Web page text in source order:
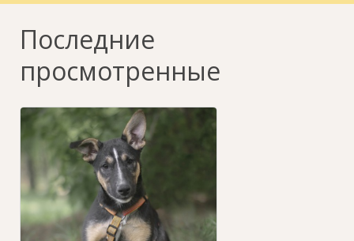
Последние
просмотренные